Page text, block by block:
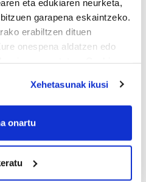
eta edukiaren neurketa,
garapena eskaintzeko.
erabiltzen dituen
onespena aldatzen edo
like to:
your geographical
by actively scanning it for
(fingerprinting)
Xehetasunak ikusi
onartu